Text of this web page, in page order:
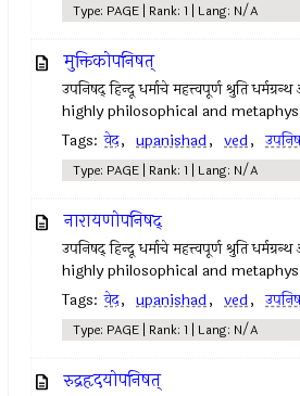
Type: PAGE | Rank: 1 | Lang: N/A
मुक्तिकोपनिषत्
उपनिषद् हिन्दू धर्माचे महत्त्वपूर्ण श्रुति
highly philosophical and
Tags: वेद, upanishad, ved,
Type: PAGE | Rank: 1 | Lang: N/A
नारायणोपनिषद्
उपनिषद् हिन्दू धर्माचे महत्त्वपूर्ण श्रुति
highly philosophical and
Tags: वेद, upanishad, ved,
Type: PAGE | Rank: 1 | Lang: N/A
रुद्रहृदयोपनिषत्